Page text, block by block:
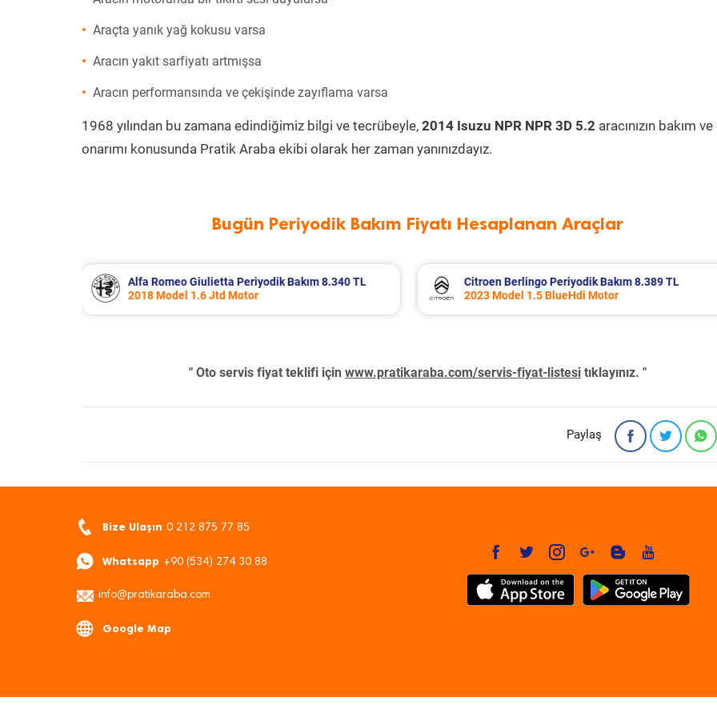
Araçta yanık yağ kokusu varsa
Aracın yakıt sarfiyatı artmışsa
Aracın performansında ve çekişinde zayıflama varsa
1968 yılından bu zamana edindiğimiz bilgi ve tecrübeyle, 2014 Isuzu NPR NPR 3D 5.2 aracınızın bakım ve
onarımı konusunda Pratik Araba ekibi olarak her zaman yanınızdayız.
Bugün Periyodik Bakım Fiyatı Hesaplanan Araçlar
Citroen Berlingo Periyodik Bakım 8.389 TL
2023 Model 1.5 BlueHdi Motor
Fiat Egea Cross Periyodik Bakım 8.683 TL
2023 Model 1.6 Multijet Motor
" Oto servis fiyat teklifi için www.pratikaraba.com/servis-fiyat-listesi tıklayınız. "
Paylaş
Bize Ulaşın 0 212 875 77 85
Whatsapp +90 (534) 274 30 88
info@pratikaraba.com
Google Map